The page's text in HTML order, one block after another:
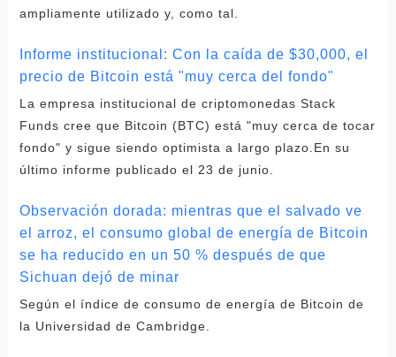
ampliamente utilizado y, como tal.
Informe institucional: Con la caída de $30,000, el
precio de Bitcoin está "muy cerca del fondo"
La empresa institucional de criptomonedas Stack
Funds cree que Bitcoin (BTC) está "muy cerca de tocar
fondo" y sigue siendo optimista a largo plazo.En su
último informe publicado el 23 de junio.
Observación dorada: mientras que el salvado ve
el arroz, el consumo global de energía de Bitcoin
se ha reducido en un 50 % después de que
Sichuan dejó de minar
Según el índice de consumo de energía de Bitcoin de
la Universidad de Cambridge.